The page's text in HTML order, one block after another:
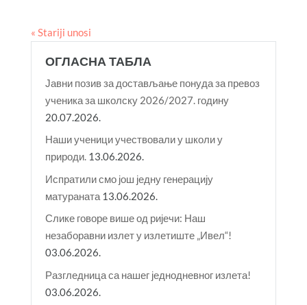
« Stariji unosi
ОГЛАСНА ТАБЛА
Јавни позив за достављање понуда за превоз
ученика за школску 2026/2027. годину
20.07.2026.
Наши ученици учествовали у школи у
природи. 13.06.2026.
Испратили смо још једну генерацију
матураната 13.06.2026.
Слике говоре више од ријечи: Наш
незаборавни излет у излетиште „Ивел“!
03.06.2026.
Разгледница са нашег једнодневног излета!
03.06.2026.